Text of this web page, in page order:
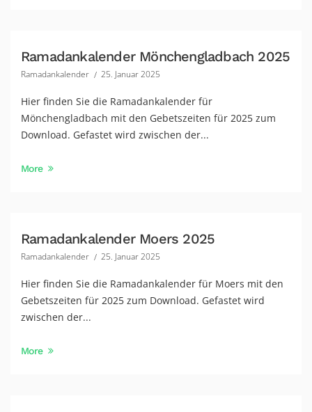
Ramadankalender Mönchengladbach 2025
Ramadankalender 25. Januar 2025
Hier finden Sie die Ramadankalender für
Mönchengladbach mit den Gebetszeiten für 2025 zum
Download. Gefastet wird zwischen der...
More
Ramadankalender Moers 2025
Ramadankalender 25. Januar 2025
Hier finden Sie die Ramadankalender für Moers mit den
Gebetszeiten für 2025 zum Download. Gefastet wird
zwischen der...
More